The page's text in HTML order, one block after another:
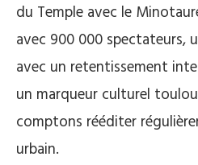
du Temple avec le
avec 900 000 spectateurs,
avec un retentissement
un marqueur culturel
comptons rééditer
urbain.